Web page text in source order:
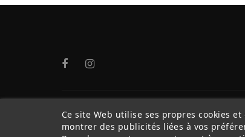
Ce site Web utilise ses propres cookies
montrer des publicités liées à vos